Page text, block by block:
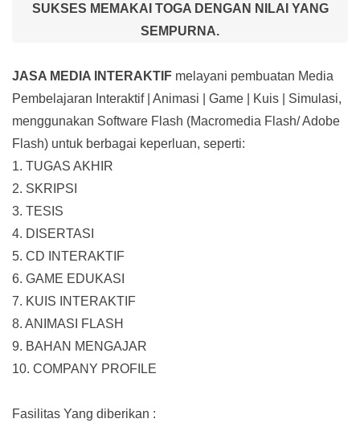
SUKSES MEMAKAI TOGA DENGAN NILAI YANG
SEMPURNA.
JASA MEDIA INTERAKTIF melayani pembuatan Media
Pembelajaran Interaktif| Animasi | Game | Kuis | Simulasi,
menggunakan Software Flash (Macromedia Flash/ Adobe
Flash) untuk berbagai keperluan, seperti:
1. TUGAS AKHIR
2. SKRIPSI
3. TESIS
4. DISERTASI
5. CD INTERAKTIF
6. GAME EDUKASI
7. KUIS INTERAKTIF
8. ANIMASI FLASH
9. BAHAN MENGAJAR
10. COMPANY PROFILE
Fasilitas Yang diberikan :